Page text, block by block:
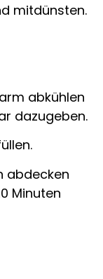
mitdünsten.
abkühlen
dazugeben.
abdecken
Minuten